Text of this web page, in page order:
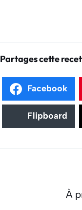
Partages cette
Facebook
Flipboard
À